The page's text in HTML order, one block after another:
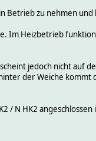
Betrieb zu nehmen
Im Heizbetrieb
jedoch nicht auf
der Weiche kommt
N HK2